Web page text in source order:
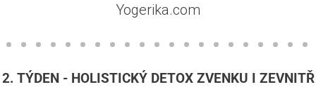
Yogerika.com
2. TÝDEN - HOLISTICKÝ DETOX ZVENKU I ZEVNITŘ